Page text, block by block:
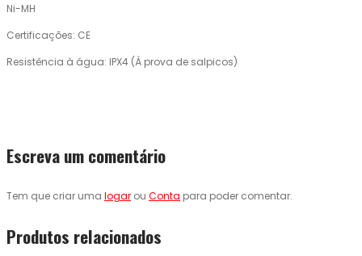
Ni-MH
Certificações: CE
Resistência à água: IPX4 (À prova de salpicos)
Escreva um comentário
Tem que criar uma logar ou Conta para poder comentar.
Produtos relacionados